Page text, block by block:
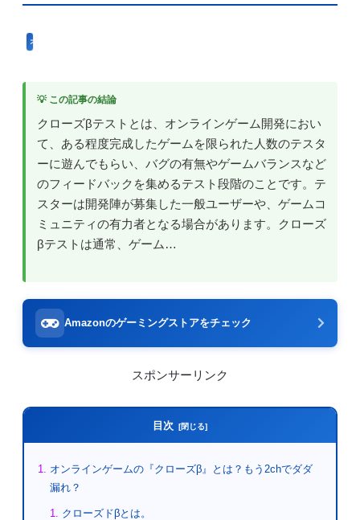
オンラインゲームのプレイに関する用語
💡 この記事の結論
クローズβテストとは、オンラインゲーム開発におい
て、ある程度完成したゲームを限られた人数のテスタ
ーに遊んでもらい、バグの有無やゲームバランスなど
のフィードバックを集めるテスト段階のことです。テ
スターは開発陣が募集した一般ユーザーや、ゲームコ
ミュニティの有力者となる場合があります。クローズ
βテストは通常、ゲーム…
Amazonのゲーミングストアをチェック
スポンサーリンク
目次
オンラインゲームの『クローズβ』とは？もう2chでダダ
漏れ？
クローズドβとは。